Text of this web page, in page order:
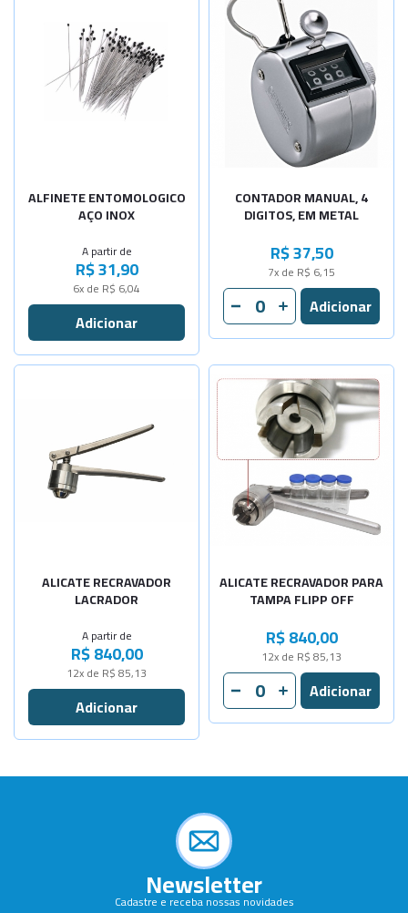
ALFINETE ENTOMOLOGICO
AÇO INOX
A partir de
R$ 31,90
6x de R$ 6,04
N:000-40x0
-
N:00-40x0, -
-
N:2-40x0,4
Sob Consulta
N:4-40x0,5
-
N:5-40x0,6 - +
N:6-40x0,6 - +
CONTADOR MANUAL, 4
DIGITOS, EM METAL
R$ 37,50
7x de R$ 6,15
ALICATE RECRAVADOR
LACRADOR
A partir de
R$ 840,00
12x de R$ 85,13
Diâm. 11mm
Diâm. 13mm
ALICATE RECRAVADOR PARA
TAMPA FLIPP OFF
R$ 840,00
12x de R$ 85,13
Newsletter
Cadastre e receba nossas novidades